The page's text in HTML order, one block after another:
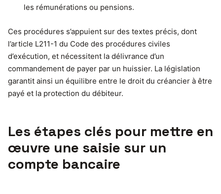
les rémunérations ou pensions.
Ces procédures s’appuient sur des textes précis, dont
l’article L211-1 du Code des procédures civiles
d’exécution, et nécessitent la délivrance d’un
commandement de payer par un huissier. La législation
garantit ainsi un équilibre entre le droit du créancier à être
payé et la protection du débiteur.
Les étapes clés pour mettre en
œuvre une saisie sur un
compte bancaire